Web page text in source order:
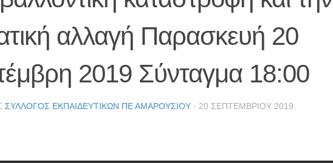
αλλαγή Παρασκευή 20
2019 Σύνταγμα 18:00
ΣΎΛΛΟΓΟΣ ΕΚΠΑΙΔΕΥΤΙΚΏΝ ΠΕ ΑΜΑΡΟΥΣΊΟΥ · 20 ΣΕΠΤΕΜΒΡΊΟΥ 2019